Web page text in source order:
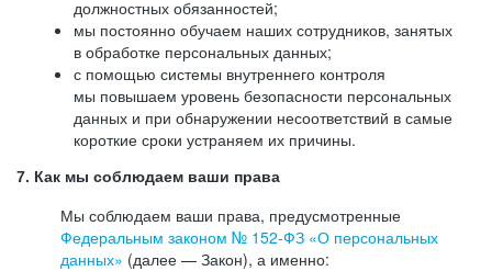
должностных обязанностей;
мы постоянно обучаем наших сотрудников, занятых
в обработке персональных данных;
с помощью системы внутреннего контроля
мы повышаем уровень безопасности персональных
данных и при обнаружении несоответствий в самые
короткие сроки устраняем их причины.
7. Как мы соблюдаем ваши права
Мы соблюдаем ваши права, предусмотренные
Федеральным законом № 152-ФЗ «О персональных
данных» (далее — Закон), а именно: